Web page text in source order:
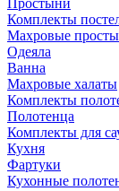
Простыни
Комплекты
Махровые
Одеяла
Ванна
Махровые халаты
Комплекты
Полотенца
Комплекты для
Кухня
Фартуки
Кухонные